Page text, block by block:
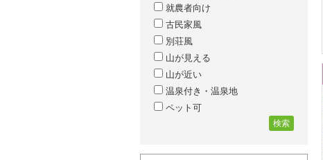
就農者向け
古民家風
別荘風
山が見える
山が近い
温泉付き・温泉地
ペット可
検索